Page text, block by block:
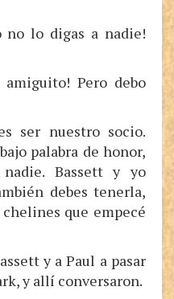
no lo digas a nadie!
amiguito! Pero debo
ser nuestro socio.
palabra de honor,
Bassett y yo
debes tenerla,
que empecé
y a Paul a pasar
y allí conversaron.